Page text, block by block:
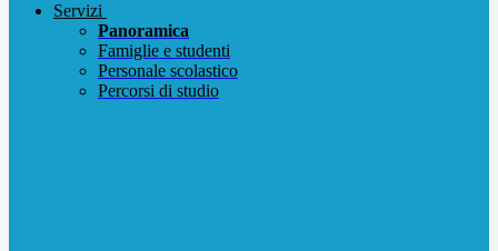
Servizi
Panoramica
Famiglie e studenti
Personale scolastico
Percorsi di studio